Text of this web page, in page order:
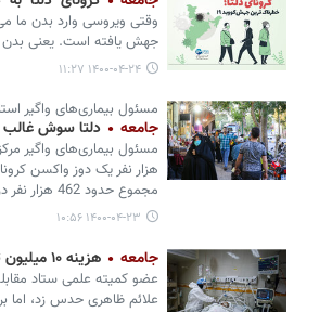
وقتی ویروسی وارد بدن ما
جهش یافته است. یعنی
۱۴۰۰-۰۴-۲۴ ۱۱:۲۷
مسئول بیماری‌های واگیر
جامعه دلتا سوش غالب ابتلا
مجموع حدود 462 هزار نفر در استان اصفهان واکسن کووید 19 دریافت کردند.
۱۴۰۰-۰۴-۲۳ ۱۰:۵۶
جامعه هزینه ۱۰ میلیون تومانی تست تشخیص کرونای دلتا
عضو کمیته علمی ستاد
علائم ظاهری حدس زد، اما